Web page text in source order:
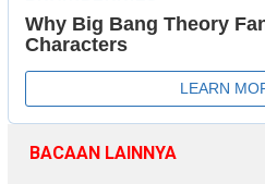
BACAAN LAINNYA